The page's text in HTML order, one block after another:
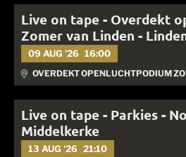
Live on tape - Overdekt
Zomer van Linden -
09 AUG '26 16:00
OVERDEKT OPENLUCHTPODIUM
Live on tape - Parkies -
Middelkerke
13 AUG '26 21:10